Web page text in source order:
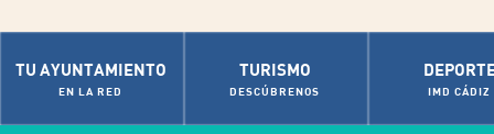
TU AYUNTAMIENTO
EN LA RED
TURISMO
DESCÚBRENOS IMD CÁDIZ